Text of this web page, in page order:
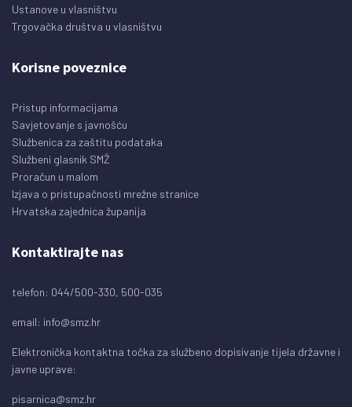
Ustanove u vlasništvu
Trgovačka društva u vlasništvu
Korisne poveznice
Pristup informacijama
Savjetovanje s javnošću
Službenica za zaštitu podataka
Službeni glasnik SMŽ
Proračun u malom
Izjava o pristupačnosti mrežne stranice
Hrvatska zajednica županija
Kontaktirajte nas
telefon: 044/500-330, 500-035
email: info@smz.hr
Elektronička kontaktna točka za službeno dopisivanje tijela državne i
javne uprave:
pisarnica@smz.hr